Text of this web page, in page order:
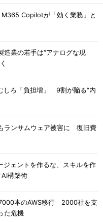
Copilotが「効く業務」と
造業の若手は“アナログな現
しろ「負担増」 9割が陥る“内
ランサムウェア被害に 復旧費
ジェントを作るな、スキルを作
構築術
7000本のAWS移行 2000社を支
た危機